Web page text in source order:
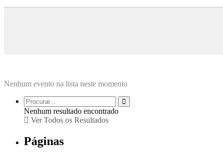
Nenhum evento na lista neste momento
Nenhum resultado encontrado
Ver Todos os Resultados
Páginas